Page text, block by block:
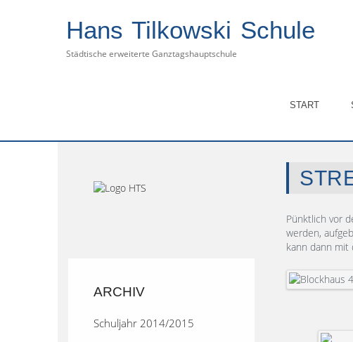
Hans Tilkowski Schule
Städtische erweiterte Ganztagshauptschule
START
Schuljahr 2019/
Pünktlich vor
werden,
kann dann
ARCHIV
Schuljahr 2014/2015